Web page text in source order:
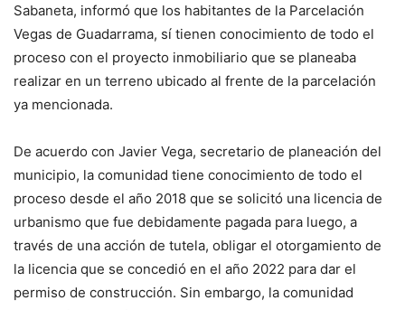
Sabaneta, informó que los habitantes de la Parcelación
Vegas de Guadarrama, sí tienen conocimiento de todo el
proceso con el proyecto inmobiliario que se planeaba
realizar en un terreno ubicado al frente de la parcelación
ya mencionada.
De acuerdo con Javier Vega, secretario de planeación del
municipio, la comunidad tiene conocimiento de todo el
proceso desde el año 2018 que se solicitó una licencia de
urbanismo que fue debidamente pagada para luego, a
través de una acción de tutela, obligar el otorgamiento de
la licencia que se concedió en el año 2022 para dar el
permiso de construcción. Sin embargo, la comunidad